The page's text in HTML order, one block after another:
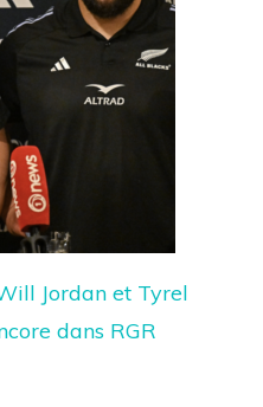
Jordan et Tyrel
dans RGR